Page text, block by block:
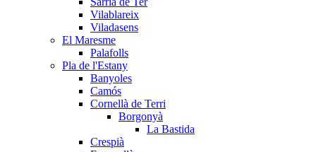
Vilablareix
Viladasens
El Maresme
Palafolls
Pla de l'Estany
Banyoles
Camós
Cornellà de Terri
Borgonyà
La Bastida
Crespià